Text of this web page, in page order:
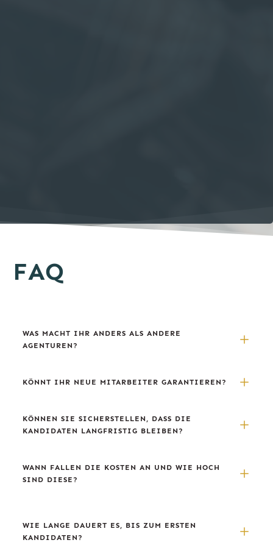
FAQ
WAS MACHT IHR ANDERS ALS ANDERE
AGENTUREN?
KÖNNT IHR NEUE MITARBEITER GARANTIEREN?
KÖNNEN SIE SICHERSTELLEN, DASS DIE
KANDIDATEN LANGFRISTIG BLEIBEN?
WANN FALLEN DIE KOSTEN AN UND WIE HOCH
SIND DIESE?
WIE LANGE DAUERT ES, BIS ZUM ERSTEN
KANDIDATEN?